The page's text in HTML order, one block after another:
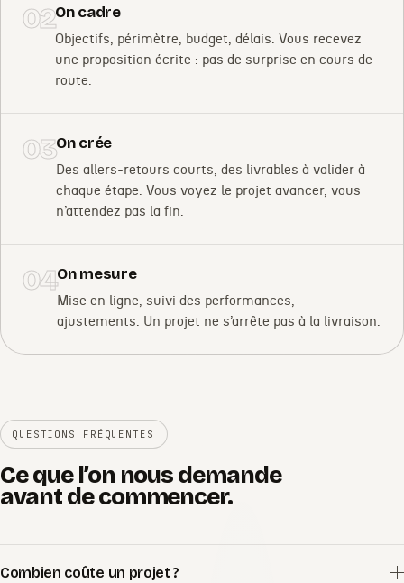
02On cadre
Objectifs, périmètre, budget, délais. Vous recevez
une proposition écrite : pas de surprise en cours de
route.
03On crée
Des allers-retours courts, des livrables à valider à
chaque étape. Vous voyez le projet avancer, vous
n’attendez pas la fin.
04On mesure
Mise en ligne, suivi des performances,
ajustements. Un projet ne s’arrête pas à la livraison.
QUESTIONS FRÉQUENTES
Ce que l’on nous demande
avant de commencer.
Combien coûte un projet ?